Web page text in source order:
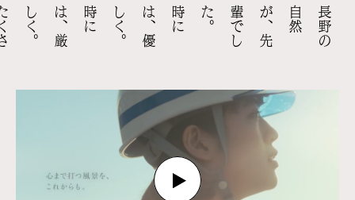
長
野
の
自
然
が
、
先
輩
で
し
た
。
時
に
は
、
優
し
く
。
時
に
は
、
厳
し
く
。